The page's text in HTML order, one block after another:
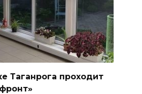
Таганрога проходит